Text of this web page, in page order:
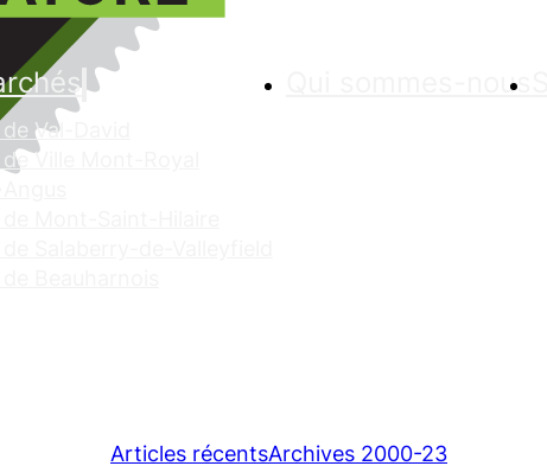
Val-David
Ville Mont-Royal
Qui sommes-nous
Articles récentsArchives 2000-23